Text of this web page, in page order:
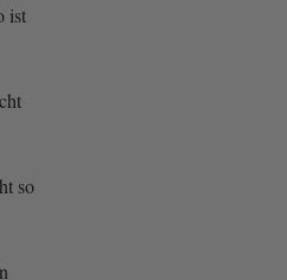
ist
so